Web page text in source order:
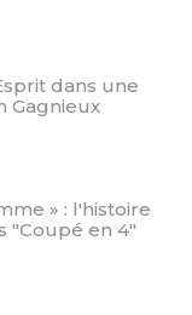
dans une
Gagnieux
» : l'histoire
"Coupé en 4"